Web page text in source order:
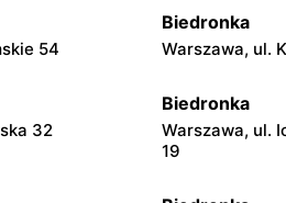
54
Biedronka
Warszawa, ul.
32
Biedronka
Warszawa, ul.
19